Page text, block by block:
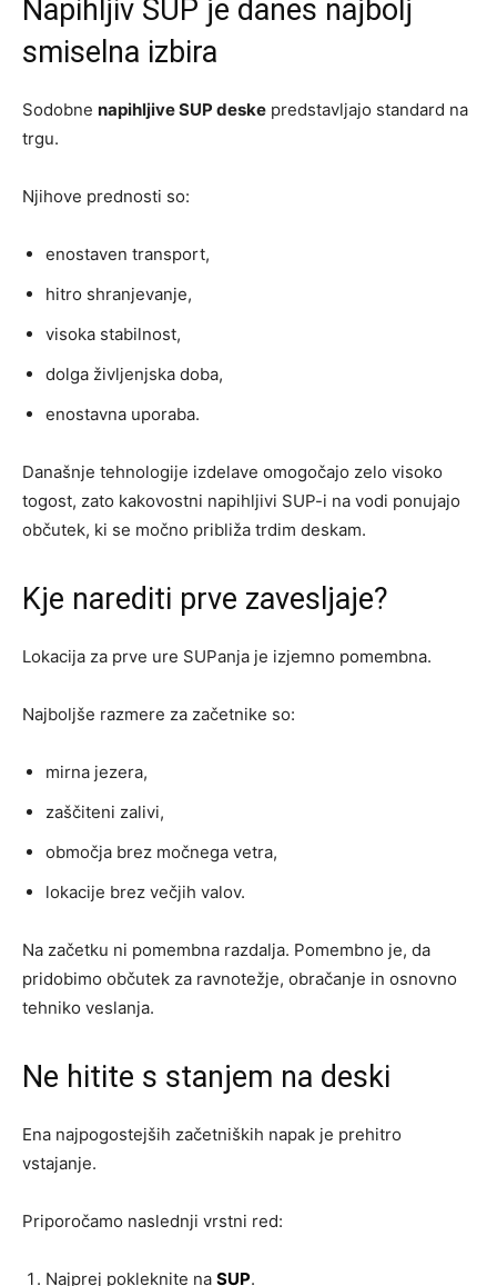
Napihljiv SUP je danes najbolj
smiselna izbira
Sodobne napihljive SUP deske predstavljajo standard na
trgu.
Njihove prednosti so:
enostaven transport,
hitro shranjevanje,
visoka stabilnost,
dolga življenjska doba,
enostavna uporaba.
Današnje tehnologije izdelave omogočajo zelo visoko
togost, zato kakovostni napihljivi SUP-i na vodi ponujajo
občutek, ki se močno približa trdim deskam.
Kje narediti prve zavesljaje?
Lokacija za prve ure SUPanja je izjemno pomembna.
Najboljše razmere za začetnike so:
mirna jezera,
zaščiteni zalivi,
območja brez močnega vetra,
lokacije brez večjih valov.
Na začetku ni pomembna razdalja. Pomembno je, da
pridobimo občutek za ravnotežje, obračanje in osnovno
tehniko veslanja.
Ne hitite s stanjem na deski
Ena najpogostejših začetniških napak je prehitro
vstajanje.
Priporočamo naslednji vrstni red:
Najprej pokleknite na SUP.